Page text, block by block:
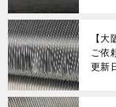
【
ご依
更新